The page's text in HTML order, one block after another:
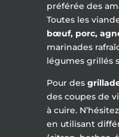
préférée des
Toutes les
bœuf, porc,
marinades
légumes grillés
Pour des
des coupes de
à cuire.
en utilisant